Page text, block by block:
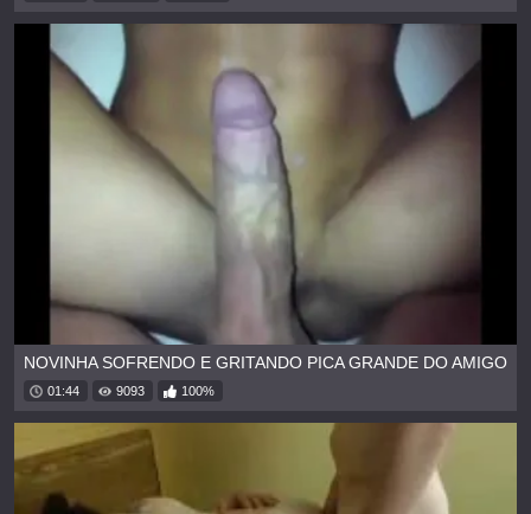
NOVINHA SOFRENDO E GRITANDO PICA GRANDE DO AMIGO
01:44 9093 100%